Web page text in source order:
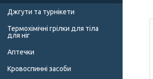
Джгути та турнікети
Термохімічні грілки для тіла
для ніг
Аптечки
Кровоспинні засоби